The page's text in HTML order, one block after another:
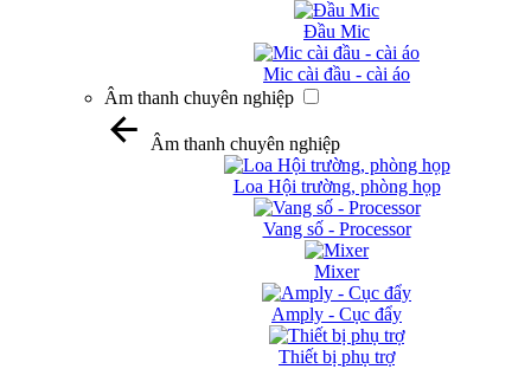
Đầu Mic
Mic cài đầu - cài áo
Âm thanh chuyên nghiệp
Âm thanh chuyên nghiệp
Loa Hội trường, phòng họp
Vang số - Processor
Mixer
Amply - Cục đẩy
Thiết bị phụ trợ